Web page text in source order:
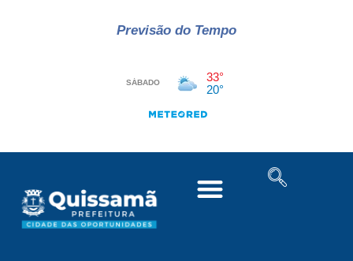
Previsão do Tempo